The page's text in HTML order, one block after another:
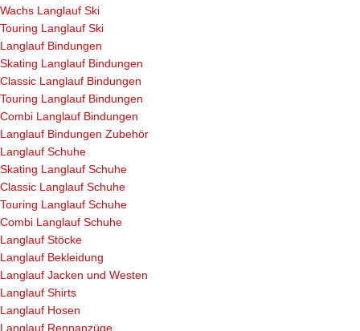
Wachs Langlauf Ski
Touring Langlauf Ski
Langlauf Bindungen
Skating Langlauf Bindungen
Classic Langlauf Bindungen
Touring Langlauf Bindungen
Combi Langlauf Bindungen
Langlauf Bindungen Zubehör
Langlauf Schuhe
Skating Langlauf Schuhe
Classic Langlauf Schuhe
Touring Langlauf Schuhe
Combi Langlauf Schuhe
Langlauf Stöcke
Langlauf Bekleidung
Langlauf Jacken und Westen
Langlauf Shirts
Langlauf Hosen
Langlauf Rennanzüge